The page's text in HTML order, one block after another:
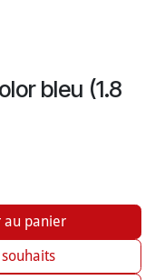
bleu (1.8
au panier